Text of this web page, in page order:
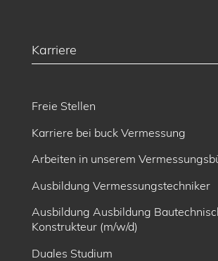
Karriere
Freie Stellen
Karriere bei buck Vermessung
Arbeiten in unserem
Ausbildung Vermessungstechniker
Ausbildung Ausbildung
Konstrukteur (m/w/d)
Duales Studium